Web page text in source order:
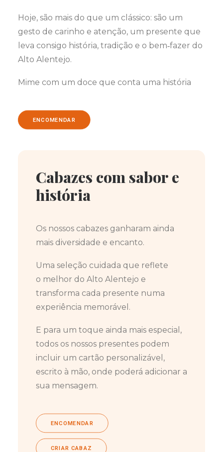
Hoje, são mais do que um clássico: são um
gesto de carinho e atenção, um presente que
leva consigo história, tradição e o bem‑fazer do
Alto Alentejo.
Mime com um doce que conta uma história
ENCOMENDAR
Cabazes com sabor e
história
Os nossos cabazes ganharam ainda
mais diversidade e encanto.
Uma seleção cuidada que reflete
o melhor do Alto Alentejo e
transforma cada presente numa
experiência memorável.
E para um toque ainda mais especial,
todos os nossos presentes podem
incluir um cartão personalizável,
escrito à mão, onde poderá adicionar a
sua mensagem.
ENCOMENDAR
CRIAR CABAZ